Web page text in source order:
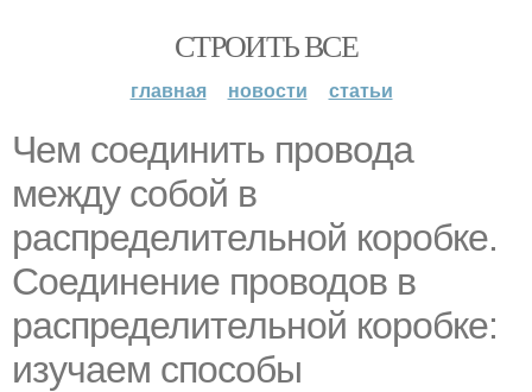
СТРОИТЬ ВСЕ
главная новости статьи
Чем соединить провода
между собой в
распределительной коробке.
Соединение проводов в
распределительной коробке:
изучаем способы